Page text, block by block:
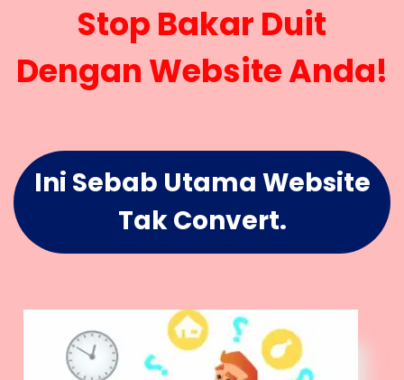
Stop Bakar Duit
Dengan Website Anda!
Ini Sebab Utama Website
Tak Convert.